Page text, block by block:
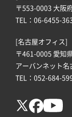
〒553-0003 大阪
TEL：06-6455-
[名古屋オフィス]
〒461-0005 愛知
アーバンネット名
TEL：052-684-